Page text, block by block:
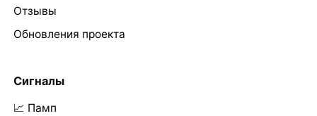
Отзывы
Обновления проекта
Сигналы
📈 Памп